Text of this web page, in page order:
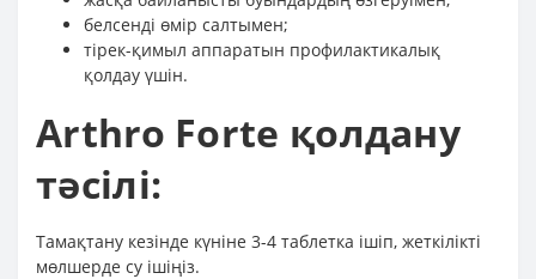
белсенді өмір салтымен;
тірек-қимыл аппаратын профилактикалық
қолдау үшін.
Arthro Forte қолдану
тәсілі:
Тамақтану кезінде күніне 3-4 таблетка ішіп, жеткілікті
мөлшерде су ішіңіз.